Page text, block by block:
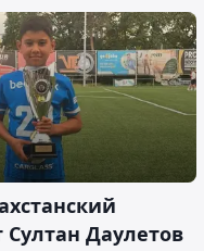
Султан Даулетов